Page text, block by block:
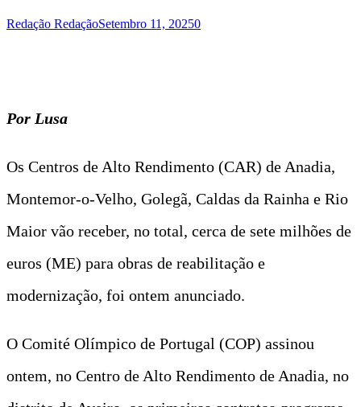
Redação RedaçãoSetembro 11, 20250
Por Lusa
Os Centros de Alto Rendimento (CAR) de Anadia,
Montemor-o-Velho, Golegã, Caldas da Rainha e Rio
Maior vão receber, no total, cerca de sete milhões de
euros (ME) para obras de reabilitação e
modernização, foi ontem anunciado.
O Comité Olímpico de Portugal (COP) assinou
ontem, no Centro de Alto Rendimento de Anadia, no